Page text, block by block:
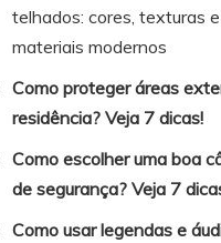
telhados: cores, texturas e
materiais modernos
Como proteger áreas
residência? Veja 7 dicas!
Como escolher uma boa
de segurança? Veja 7
Como usar legendas e